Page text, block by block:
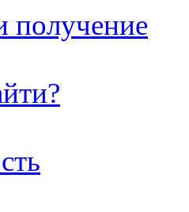
получение